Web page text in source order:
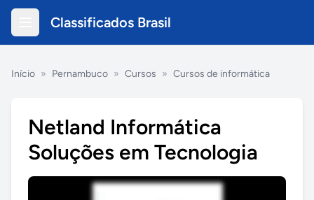
Classificados Brasil
Início » Pernambuco » Cursos » Cursos de informática
Netland Informática
Soluções em Tecnologia